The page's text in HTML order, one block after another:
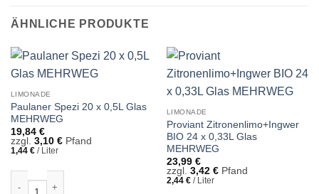
ÄHNLICHE PRODUKTE
LIMONADE
Paulaner Spezi 20 x 0,5L Glas
MEHRWEG
19,84 €
zzgl. 3,10 €Pfand
1,44 €/ Liter
Paulaner Spezi 20 x 0,5L Glas MEHRWEG Menge
LIMONADE
Proviant Zitronenlimo+Ingwer
BIO 24 x 0,33L Glas
MEHRWEG
23,99 €
zzgl. 3,42 €Pfand
2,44 €/ Liter